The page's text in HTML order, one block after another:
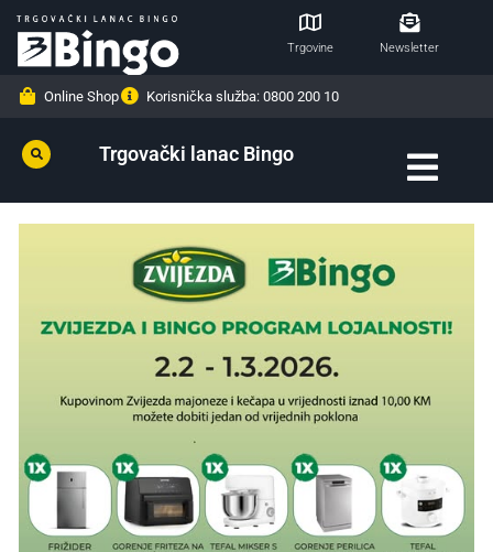
Trgovine Newsletter
Online Shop Korisnička služba: 0800 200 10
Trgovački lanac Bingo